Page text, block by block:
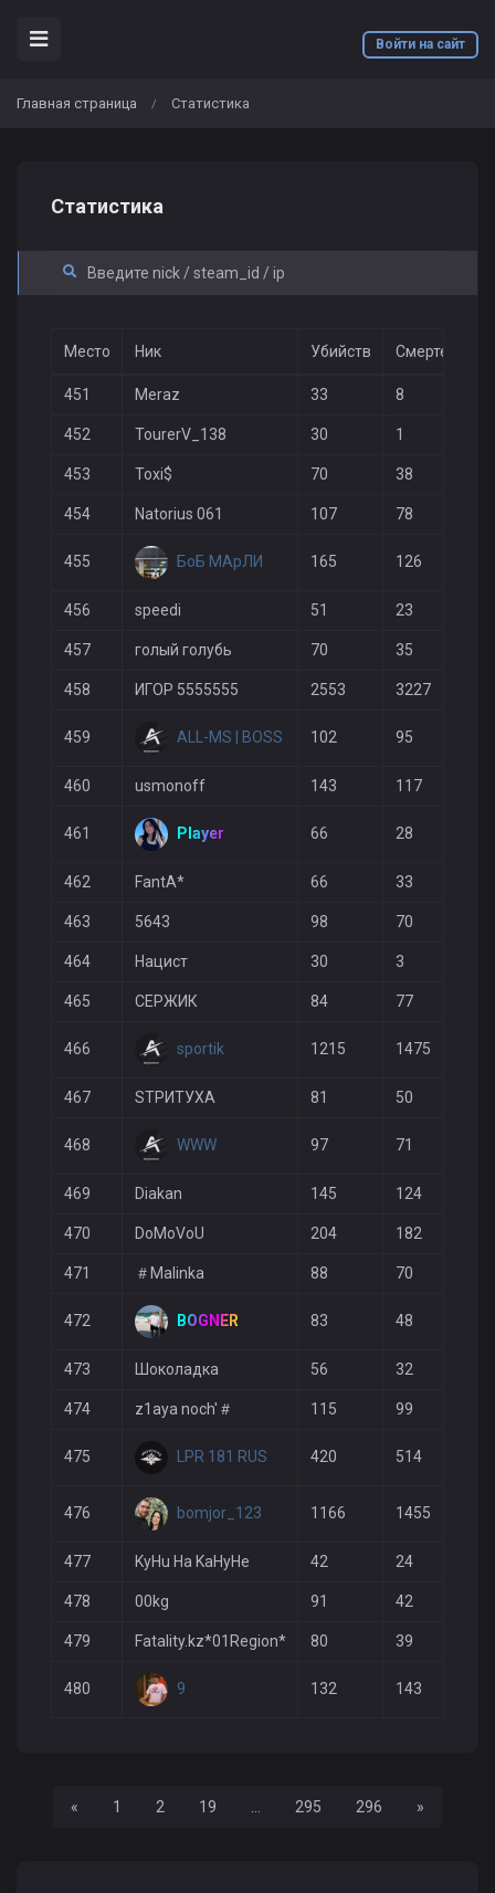
Войти на сайт
Главная страница / Статистика
Статистика
Место Ник Убийств Смертей
451 Meraz 33 8
452 TourerV_138 30 1
453 Toxi$ 70 38
454 Natorius 061 107 78
455 БоБ МАрЛИ 165 126
456 speedi 51 23
457 голый голубь 70 35
458 ИГОР 5555555 2553 3227
459 ALL-MS | BOSS 102 95
460 usmonoff 143 117
461 Player 66 28
462 FantA* 66 33
463 5643 98 70
464 Нацист 30 3
465 СЕРЖИК 84 77
466 sportik 1215 1475
467 SТРИТУХА 81 50
468 WWW 97 71
469 Diakan 145 124
470 DoMoVoU 204 182
471 ＃Malinka 88 70
472 BOGNER 83 48
473 Шоколадка 56 32
474 z1aya noch'＃ 115 99
475 LPR 181 RUS 420 514
476 bomjor_123 1166 1455
477 KyHu Ha KaHyHe 42 24
478 00kg 91 42
479 Fatality.kz*01Region* 80 39
480 9 132 143
« Назад1 2 19 295 296 »